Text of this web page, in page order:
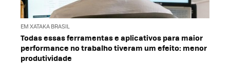
EM XATAKA BRASIL
Todas essas ferramentas e aplicativos para maior
performance no trabalho tiveram um efeito: menor
produtividade